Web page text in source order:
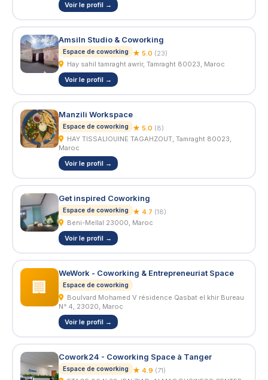
Voir le profil →
Amsiln Studio & Coworking
Espace de coworking ★ 5.0 (23)
Hay sahil tamraght awrir, Tamraght 80023, Maroc
Voir le profil →
Manzili Workspace
Espace de coworking ★ 5.0 (8)
Maroc
Voir le profil →
Get inspired Coworking
Espace de coworking ★ 4.7 (18)
Beni-Mellal 23000, Maroc
Voir le profil →
🏢
WeWork - Coworking & Entrepreneuriat Space
Espace de coworking
N° 4, 23020, Maroc
Voir le profil →
Cowork24 - Coworking Space à Tanger
Espace de coworking ★ 4.9 (71)